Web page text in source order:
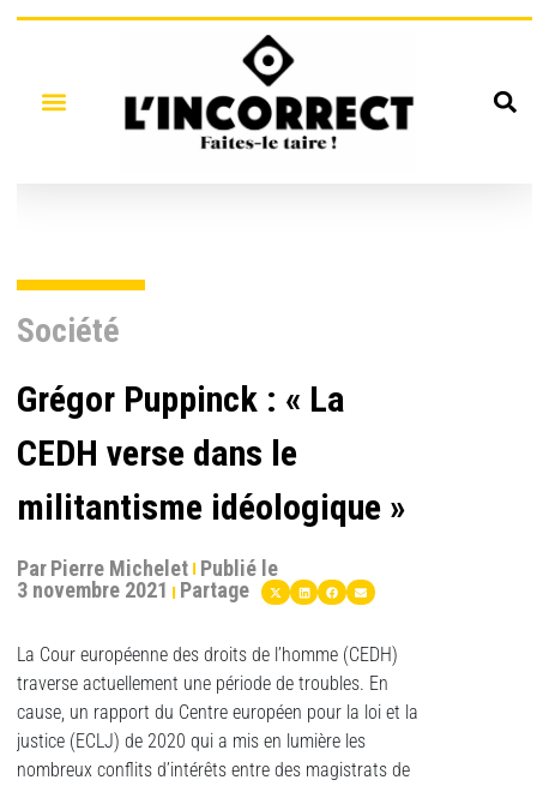
Société
Grégor Puppinck : « La
CEDH verse dans le
militantisme idéologique »
ParPierre Michelet Publié le
3 novembre 2021
Partage
La Cour européenne des droits de l’homme (CEDH)
traverse actuellement une période de troubles. En
cause, un rapport du Centre européen pour la loi et la
justice (ECLJ) de 2020 qui a mis en lumière les
nombreux conflits d’intérêts entre des magistrats de